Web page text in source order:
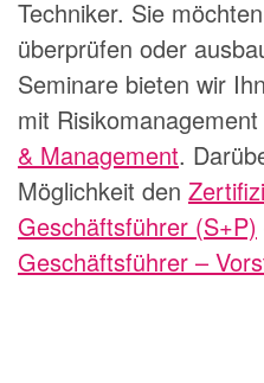
Techniker. Sie
überprüfen oder
Seminare bieten wir
mit
& Management.
Möglichkeit den
Geschäftsführer (S+P)
Geschäftsführer –